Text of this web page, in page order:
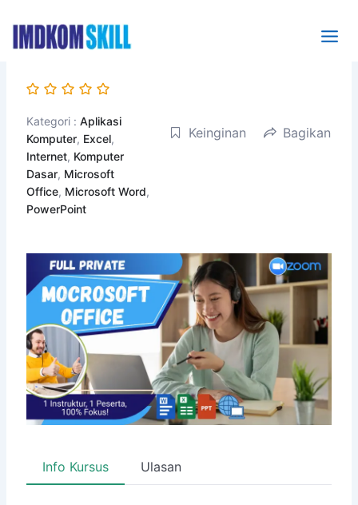
konten
Kategori :Aplikasi
Komputer, Excel,
Internet, Komputer
Dasar, Microsoft
Office, Microsoft Word,
PowerPoint
Keinginan Bagikan
Info Kursus Ulasan